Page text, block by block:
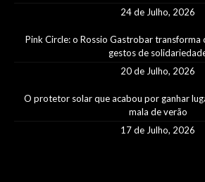
24 de Julho, 2026
Pink Circle: o Rossio Gastrobar transforma
gestos de
20 de Julho, 2026
O protetor solar que acabou por ganhar
mala de verão
17 de Julho, 2026